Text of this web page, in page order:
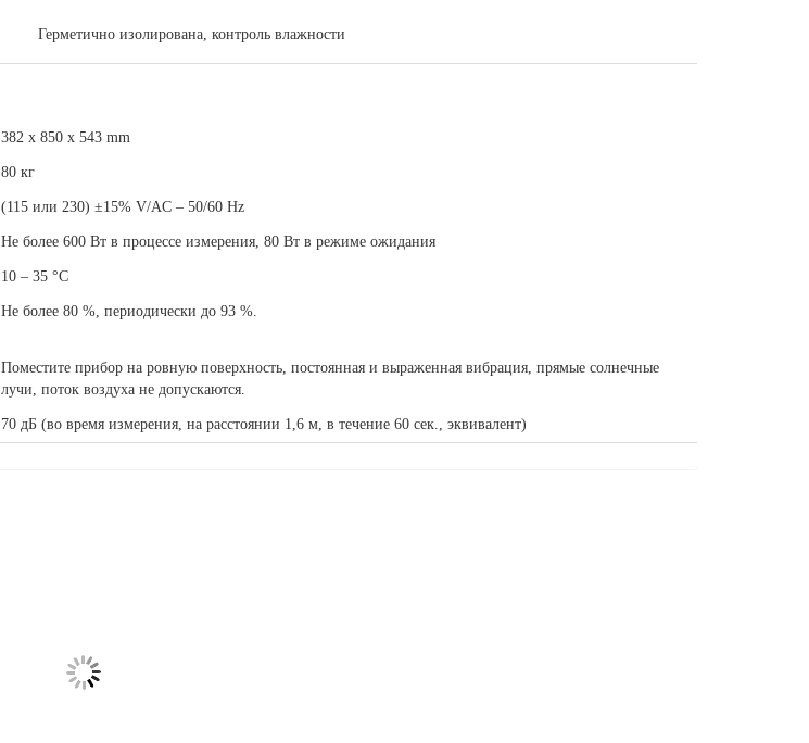
Герметично изолирована, контроль влажности
382 x 850 x 543 mm
80 кг
(115 или 230) ±15% V/AC – 50/60 Hz
Не более 600 Вт в процессе измерения, 80 Вт в режиме ожидания
10 – 35 °C
Не более 80 %, периодически до 93 %.
Поместите прибор на ровную поверхность, постоянная и выраженная вибрация, прямые солнечные
лучи, поток воздуха не допускаются.
70 дБ (во время измерения, на расстоянии 1,6 м, в течение 60 сек., эквивалент)